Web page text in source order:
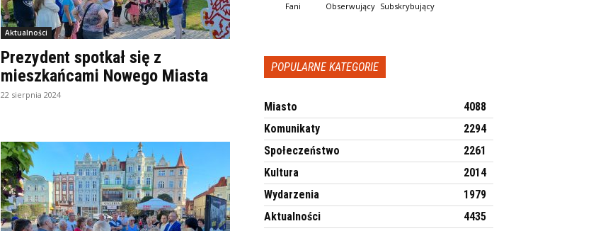
Aktualności
Prezydent spotkał się z
mieszkańcami Nowego Miasta
22 sierpnia 2024
Fani Obserwujący Subskrybujący
POPULARNE KATEGORIE
Miasto
4088
Komunikaty
2294
Społeczeństwo
2261
Kultura
2014
Wydarzenia
1979
Aktualności
4435